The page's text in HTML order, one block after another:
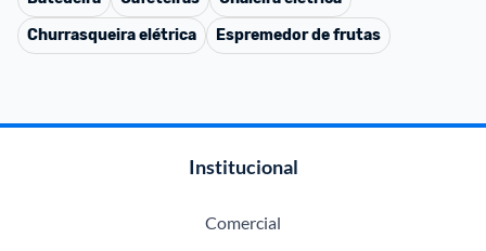
Churrasqueira elétrica
Espremedor de frutas
Institucional
Comercial